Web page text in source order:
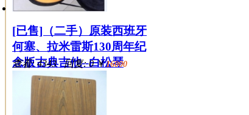
[已售]（二手）原装西班牙
何塞、拉米雷斯130周年纪
念版古典吉他--白松琴
查看: 4343 回复: 0￥16000